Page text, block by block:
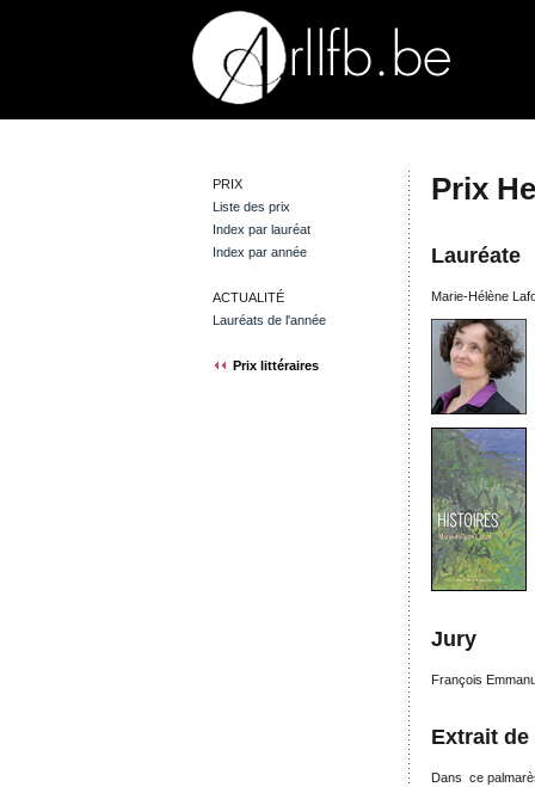
PRIX
Liste des prix
Index par lauréat
Index par année
ACTUALITÉ
Lauréats de l'année
Prix littéraires
Prix
Lauréate
Marie-Hélène
Jury
François
Extrait
Dans ce